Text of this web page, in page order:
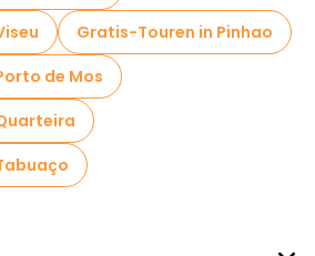
Gratis-Touren in Pinhao
de Mos